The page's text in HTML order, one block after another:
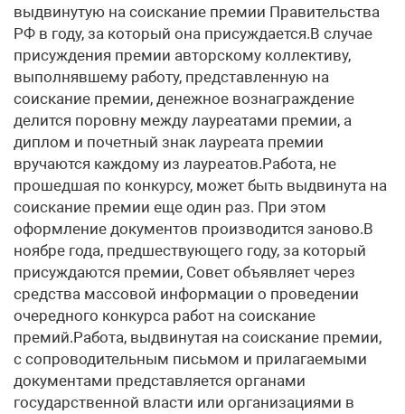
выдвинутую на соискание премии Правительства
РФ в году, за который она присуждается.В случае
присуждения премии авторскому коллективу,
выполнявшему работу, представленную на
соискание премии, денежное вознаграждение
делится поровну между лауреатами премии, а
диплом и почетный знак лауреата премии
вручаются каждому из лауреатов.Работа, не
прошедшая по конкурсу, может быть выдвинута на
соискание премии еще один раз. При этом
оформление документов производится заново.В
ноябре года, предшествующего году, за который
присуждаются премии, Совет объявляет через
средства массовой информации о проведении
очередного конкурса работ на соискание
премий.Работа, выдвинутая на соискание премии,
с сопроводительным письмом и прилагаемыми
документами представляется органами
государственной власти или организациями в